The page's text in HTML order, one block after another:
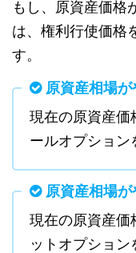
もし、原資産価格
は、権利行使価格
す。
原資産相場
現在の原資産価
ールオプション
原資産相場
現在の原資産価
ットオプション